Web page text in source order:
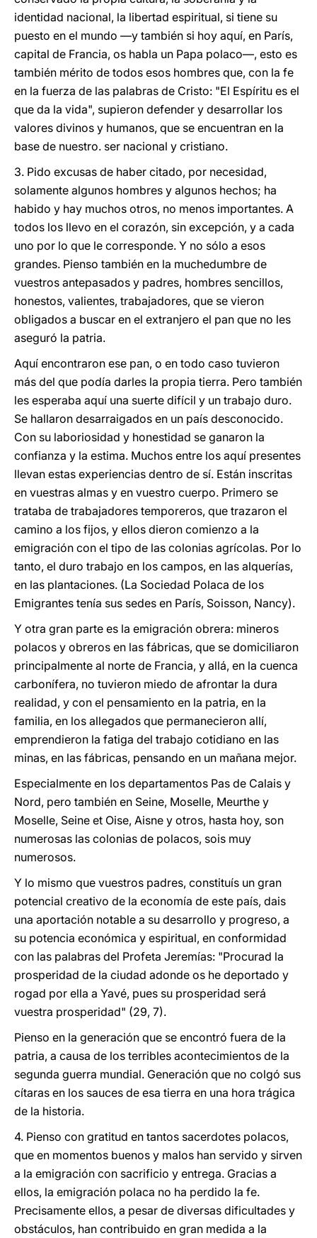
identidad nacional, la libertad espiritual, si tiene su
puesto en el mundo —y también si hoy aquí, en París,
capital de Francia, os habla un Papa polaco—, esto es
también mérito de todos esos hombres que, con la fe
en la fuerza de las palabras de Cristo: "El Espíritu es el
que da la vida", supieron defender y desarrollar los
valores divinos y humanos, que se encuentran en la
base de nuestro. ser nacional y cristiano.
3. Pido excusas de haber citado, por necesidad,
solamente algunos hombres y algunos hechos; ha
habido y hay muchos otros, no menos importantes. A
todos los llevo en el corazón, sin excepción, y a cada
uno por lo que le corresponde. Y no sólo a esos
grandes. Pienso también en la muchedumbre de
vuestros antepasados y padres, hombres sencillos,
honestos, valientes, trabajadores, que se vieron
obligados a buscar en el extranjero el pan que no les
aseguró la patria.
Aquí encontraron ese pan, o en todo caso tuvieron
más del que podía darles la propia tierra. Pero también
les esperaba aquí una suerte difícil y un trabajo duro.
Se hallaron desarraigados en un país desconocido.
Con su laboriosidad y honestidad se ganaron la
confianza y la estima. Muchos entre los aquí presentes
llevan estas experiencias dentro de sí. Están inscritas
en vuestras almas y en vuestro cuerpo. Primero se
trataba de trabajadores temporeros, que trazaron el
camino a los fijos, y ellos dieron comienzo a la
emigración con el tipo de las colonias agrícolas. Por lo
tanto, el duro trabajo en los campos, en las alquerías,
en las plantaciones. (La Sociedad Polaca de los
Emigrantes tenía sus sedes en París, Soisson, Nancy).
Y otra gran parte es la emigración obrera: mineros
polacos y obreros en las fábricas, que se domiciliaron
principalmente al norte de Francia, y allá, en la cuenca
carbonífera, no tuvieron miedo de afrontar la dura
realidad, y con el pensamiento en la patria, en la
familia, en los allegados que permanecieron allí,
emprendieron la fatiga del trabajo cotidiano en las
minas, en las fábricas, pensando en un mañana mejor.
Especialmente en los departamentos Pas de Calais y
Nord, pero también en Seine, Moselle, Meurthe y
Moselle, Seine et Oise, Aisne y otros, hasta hoy, son
numerosas las colonias de polacos, sois muy
numerosos.
Y lo mismo que vuestros padres, constituís un gran
potencial creativo de la economía de este país, dais
una aportación notable a su desarrollo y progreso, a
su potencia económica y espiritual, en conformidad
con las palabras del Profeta Jeremías: "Procurad la
prosperidad de la ciudad adonde os he deportado y
rogad por ella a Yavé, pues su prosperidad será
vuestra prosperidad" (29, 7).
Pienso en la generación que se encontró fuera de la
patria, a causa de los terribles acontecimientos de la
segunda guerra mundial. Generación que no colgó sus
cítaras en los sauces de esa tierra en una hora trágica
de la historia.
4. Pienso con gratitud en tantos sacerdotes polacos,
que en momentos buenos y malos han servido y sirven
a la emigración con sacrificio y entrega. Gracias a
ellos, la emigración polaca no ha perdido la fe.
Precisamente ellos, a pesar de diversas dificultades y
obstáculos, han contribuido en gran medida a la